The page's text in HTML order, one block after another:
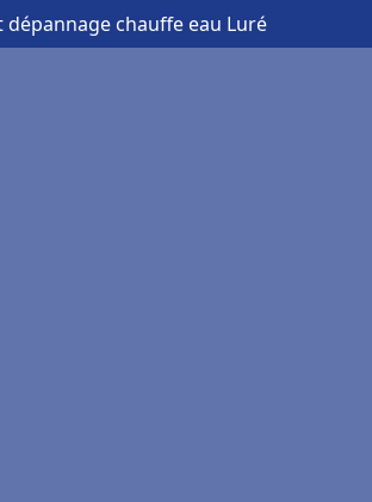
dépannage chauffe eau Luré